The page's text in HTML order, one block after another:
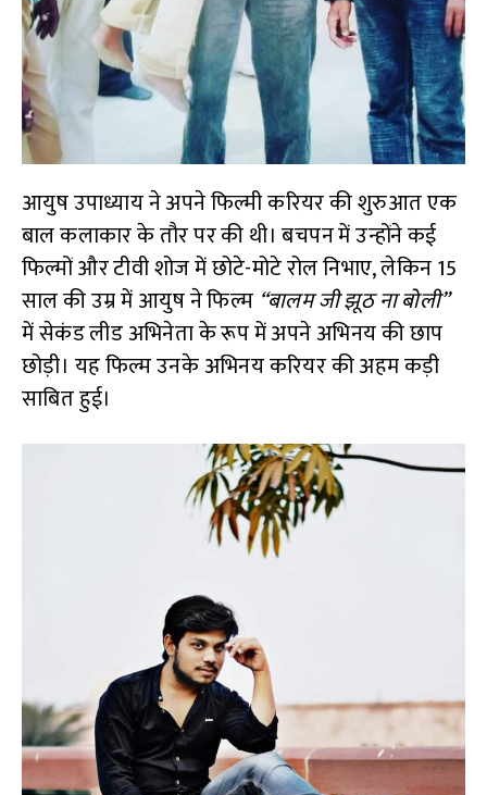
आयुष उपाध्याय ने अपने फिल्मी करियर की शुरुआत एक
बाल कलाकार के तौर पर की थी। बचपन में उन्होंने कई
फिल्मों और टीवी शोज में छोटे-मोटे रोल निभाए, लेकिन 15
साल की उम्र में आयुष ने फिल्म “बालम जी झूठ ना बोली”
में सेकंड लीड अभिनेता के रूप में अपने अभिनय की छाप
छोड़ी। यह फिल्म उनके अभिनय करियर की अहम कड़ी
साबित हुई।